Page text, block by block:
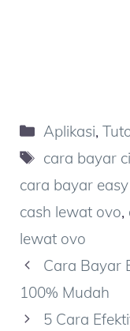
Kategori
Aplikasi,
Tag
cara bayar
cara bayar
cash lewat ovo,
lewat ovo
Cara Bayar
100% Mudah
5 Cara